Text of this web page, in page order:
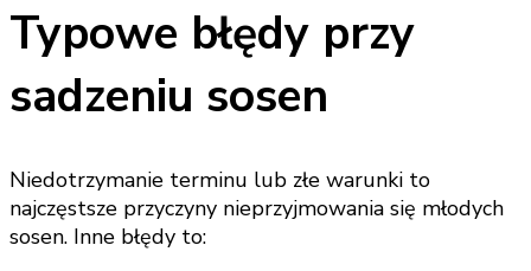
Typowe błędy przy
sadzeniu sosen
Niedotrzymanie terminu lub złe warunki to
najczęstsze przyczyny nieprzyjmowania się młodych
sosen. Inne błędy to: